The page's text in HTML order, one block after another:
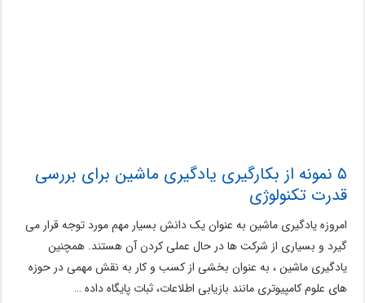
۵ نمونه از بکارگیری یادگیری ماشین برای بررسی
قدرت تکنولوژی
امروزه یادگیری ماشین به عنوان یک دانش بسیار مهم مورد توجه قرار می
گیرد و بسیاری از شرکت ها در حال عملی کردن آن هستند. همچنین
یادگیری ماشین ، به عنوان بخشی از کسب و کار به نقش مهمی در حوزه
های علوم کامپیوتری مانند بازیابی اطلاعات، ثبات پایگاه داده …